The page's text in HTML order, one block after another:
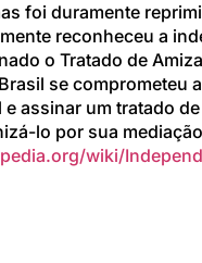
foi duramente
reconheceu a
o Tratado de
Brasil se comprometeu
assinar um tratado
lo por sua
wiki/